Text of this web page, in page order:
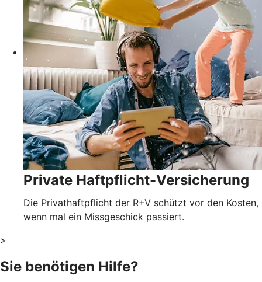
Private Haftpflicht-Versicherung
Die Privathaftpflicht der R+V schützt vor den Kosten,
wenn mal ein Missgeschick passiert.
>
Sie benötigen Hilfe?